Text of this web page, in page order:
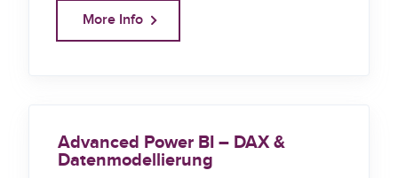
More Info
Advanced Power BI – DAX &
Datenmodellierung